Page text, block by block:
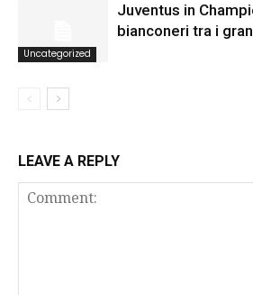
Uncategorized
Juventus in
bianconeri tra i
LEAVE A REPLY